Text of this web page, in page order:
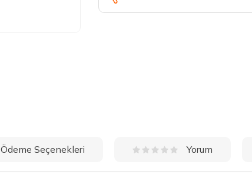
Ödeme Seçenekleri Yorum